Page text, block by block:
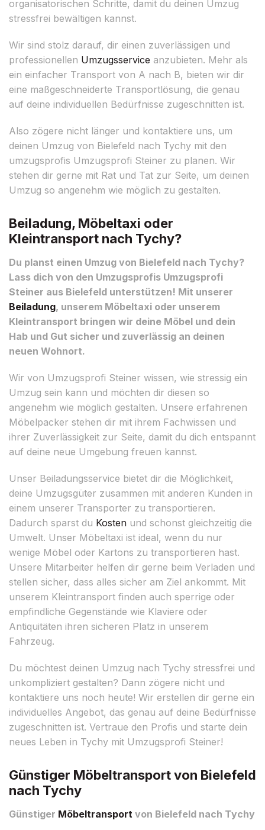
organisatorischen Schritte, damit du deinen Umzug
stressfrei bewältigen kannst.
Wir sind stolz darauf, dir einen zuverlässigen und
professionellen Umzugsservice anzubieten. Mehr als
ein einfacher Transport von A nach B, bieten wir dir
eine maßgeschneiderte Transportlösung, die genau
auf deine individuellen Bedürfnisse zugeschnitten ist.
Also zögere nicht länger und kontaktiere uns, um
deinen Umzug von Bielefeld nach Tychy mit den
umzugsprofis Umzugsprofi Steiner zu planen. Wir
stehen dir gerne mit Rat und Tat zur Seite, um deinen
Umzug so angenehm wie möglich zu gestalten.
Beiladung, Möbeltaxi oder
Kleintransport nach Tychy?
Du planst einen Umzug von Bielefeld nach Tychy?
Lass dich von den Umzugsprofis Umzugsprofi
Steiner aus Bielefeld unterstützen! Mit unserer
Beiladung, unserem Möbeltaxi oder unserem
Kleintransport bringen wir deine Möbel und dein
Hab und Gut sicher und zuverlässig an deinen
neuen Wohnort.
Wir von Umzugsprofi Steiner wissen, wie stressig ein
Umzug sein kann und möchten dir diesen so
angenehm wie möglich gestalten. Unsere erfahrenen
Möbelpacker stehen dir mit ihrem Fachwissen und
ihrer Zuverlässigkeit zur Seite, damit du dich entspannt
auf deine neue Umgebung freuen kannst.
Unser Beiladungsservice bietet dir die Möglichkeit,
deine Umzugsgüter zusammen mit anderen Kunden in
einem unserer Transporter zu transportieren.
Dadurch sparst du Kosten und schonst gleichzeitig die
Umwelt. Unser Möbeltaxi ist ideal, wenn du nur
wenige Möbel oder Kartons zu transportieren hast.
Unsere Mitarbeiter helfen dir gerne beim Verladen und
stellen sicher, dass alles sicher am Ziel ankommt. Mit
unserem Kleintransport finden auch sperrige oder
empfindliche Gegenstände wie Klaviere oder
Antiquitäten ihren sicheren Platz in unserem
Fahrzeug.
Du möchtest deinen Umzug nach Tychy stressfrei und
unkompliziert gestalten? Dann zögere nicht und
kontaktiere uns noch heute! Wir erstellen dir gerne ein
individuelles Angebot, das genau auf deine Bedürfnisse
zugeschnitten ist. Vertraue den Profis und starte dein
neues Leben in Tychy mit Umzugsprofi Steiner!
Günstiger Möbeltransport von Bielefeld
nach Tychy
Günstiger Möbeltransport von Bielefeld nach Tychy